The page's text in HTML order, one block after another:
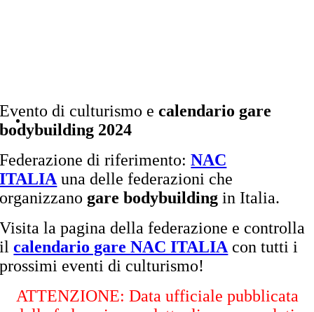
Evento di culturismo ecalendario gare
bodybuilding 2024
Federazione di riferimento:NAC
ITALIAuna delle federazioni che
organizzano gare bodybuildingin Italia.
Visita la pagina della federazione e controlla
ilcalendario gare NAC ITALIAcon tutti i
prossimi eventi di culturismo!
ATTENZIONE: Data ufficiale pubblicata